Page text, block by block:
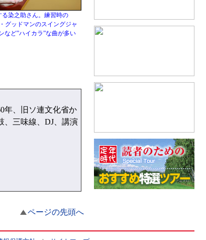
る染之助さん。練習時の
グッドマンのスイングジャ
など”ハイカラ”な曲が多い
年、旧ソ連文化省か
、三味線、DJ、講演
ページの先頭へ